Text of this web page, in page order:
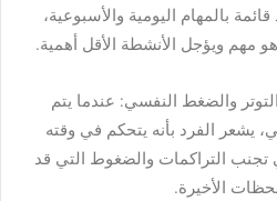
بالمهام اليومية والأسبوعية،
مهم ويؤجل الأنشطة الأقل أهمية.
والضغط النفسي: عندما يتم
يشعر الفرد بأنه يتحكم في وقته
تجنب التراكمات والضغوط التي قد
الأخيرة.